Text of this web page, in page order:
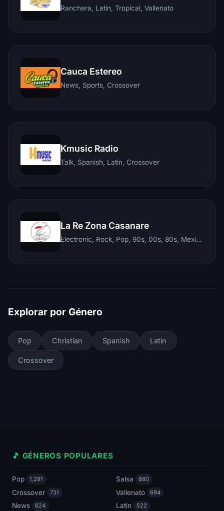
Ranchera, Latin, Tropical, Vallenato
Cauca Estereo
News, Sports, Crossover
Kmusic Radio
Talk, Spanish, Latin, Crossover
La Re Zona Casanare
Electronic, Rock, Pop, 90s, 00s, 80s, Mexican, Ranchera, Reggaeton, Instrumental, Salsa, Merengue, Tropical, Romantic, Vallenato, Llanera
Explorar por Género
Pop Christian Spanish Latin
Crossover
🎵 GÉNEROS POPULARES
Pop 1,291 Salsa 880
Crossover 731 Vallenato 694
News 624 Latin 522